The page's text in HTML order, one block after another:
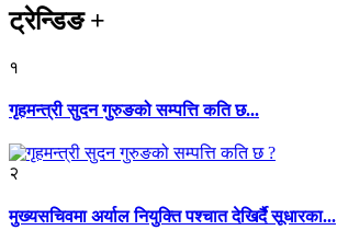
ट्रेन्डिङ+
१
गृहमन्त्री सुदन गुरुङको सम्पत्ति कति छ...
२
मुख्यसचिवमा अर्याल नियुक्ति पश्चात देखिर्दै सूधारका...